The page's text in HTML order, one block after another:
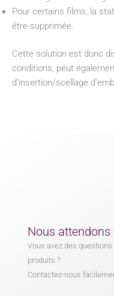
Pour certains films, la
être supprimée.
Cette solution est donc
conditions, peut
d’insertion/scellage
Nous attendons
Vous avez des
produits ?
Contactez-nous